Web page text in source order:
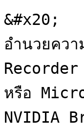
&#x20;
อำนวยคว
หรือ
NVIDIA